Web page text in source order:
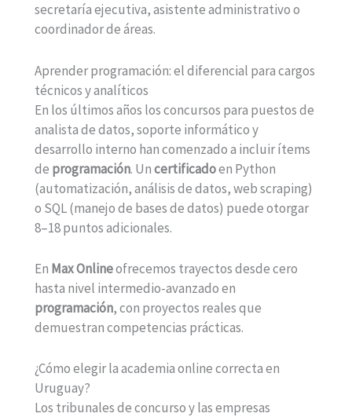
secretaría ejecutiva, asistente administrativo o
coordinador de áreas.
Aprender programación: el diferencial para cargos
técnicos y analíticos
En los últimos años los concursos para puestos de
analista de datos, soporte informático y
desarrollo interno han comenzado a incluir ítems
de programación. Uncertificadoen Python
(automatización, análisis de datos, web scraping)
o SQL (manejo de bases de datos) puede otorgar
8–18 puntos adicionales.
En Max Onlineofrecemos trayectos desde cero
hasta nivel intermedio-avanzado en
programación, con proyectos reales que
demuestran competencias prácticas.
¿Cómo elegir la academia online correcta en
Uruguay?
Los tribunales de concurso y las empresas